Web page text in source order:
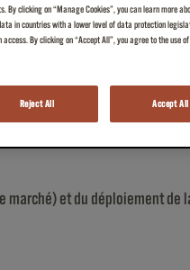
et du déploiement de
By clicking on “Manage Cookies”, you can learn more
in countries with a lower level of data protection
By clicking on “Accept All”, you agree to the use
Reject All Accept All